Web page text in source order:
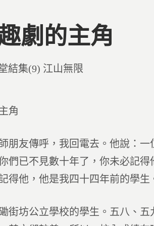
劇的主角
結集(9) 江山無限
角
朋友傳呼，我回電去。他說：
們已不見數十年了，你未必記
得他，他是我四十四年前的學
街坊公立學校的學生。五八、